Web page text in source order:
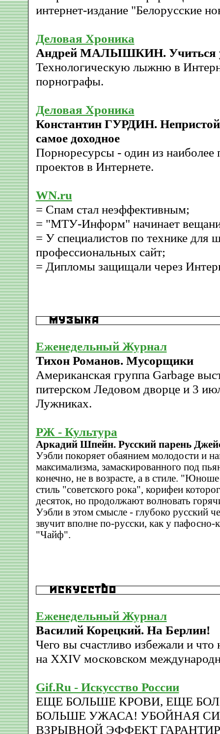
интернет-издание "Белорусские
Деловая Хроника
Андрей МАЛЫШКИН. Учиться
Технологическую лыжню в
порнографы.
Деловая Хроника
Константин ГУРДИН.
самое доходное
Порноресурсы - один из
проектов в Интернете.
WN.ru
= Спам стал неэффективным;
= "МТУ-Информ" начинает
= У специалистов по технике для
профессиональных сайт;
= Дипломы защищали через
Еженедельный Журнал
Тихон Романов. Мусорщики
Американская группа Garbage
питерском Ледовом дворце и 3
Лужниках.
РЖ - Культура
Аркадий Шпейн. Русский парень
Уэбли покоряет обаянием молодости и
максимализма, замаскированного под
конечно, не в возрасте, а в стиле.
стиль "советского рока", корифеи
десяток, но продолжают волновать
Уэбли в этом смысле - глубоко русский
звучит вполне по-русски, как у
"Чайф".
Еженедельный Журнал
Василий Корецкий. На Берлин!
Чего вы счастливо избежали и что
на ХХIV московском
Gif.Ru - Искусство России
ЕЩЕ БОЛЬШЕ КРОВИ, ЕЩЕ
БОЛЬШЕ УЖАСА! УБОЙНАЯ
ВЗРЫВНОЙ ЭФФЕКТ